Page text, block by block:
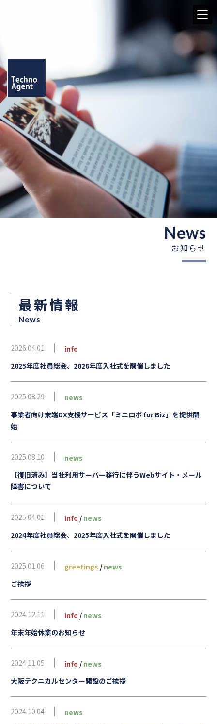
News
お知らせ
最新情報
News
2026.04.01
info
2025年度社員総会、2026年度入社式を開催しました
2025.08.29
news
事業者向け末端DX支援サービス「ミニロボ for Biz」を提供開
始
2025.08.10
news
【復旧済み】当社利用サーバー移行に伴うWebサイト・メール
障害について
2025.04.01 info / news
2024年度社員総会、2025年度入社式を開催しました
2025.01.06 greetings / news
ご挨拶
2024.12.11 info / news
年末年始休業のお知らせ
2024.11.05 info / news
大阪テクニカルセンター開設のご挨拶
2024.10.04
news